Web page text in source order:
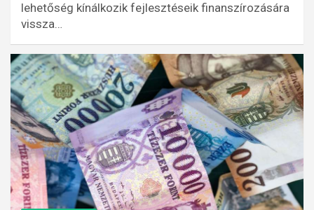
lehetőség kínálkozik fejlesztéseik finanszírozására
vissza…